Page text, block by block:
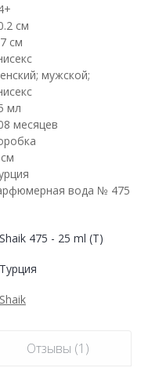
см
см
мужской;
мл
месяцев
вода № 475
Shaik 475 - 25 ml (T)
Турция
Shaik
Отзывы (1)